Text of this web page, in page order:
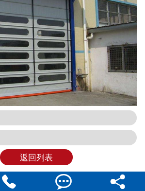
返回列表
  